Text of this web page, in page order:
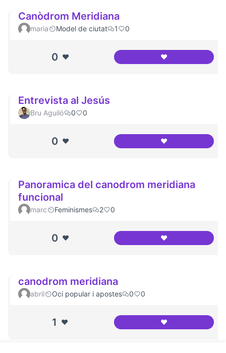
Canòdrom Meridiana
maria Model de ciutat 1 0
0 ❤️ ❤️Canòdrom
Entrevista al Jesús
Bru Aguiló 0 0
0 ❤️ ❤️Entrevista al
Panoramica del canodrom meridiana
funcional
marc Feminismes 2 0
0 ❤️ ❤️Panoramica del
canodrom meridiana
abril Oci popular i apostes 0 0
1 ❤️ ❤️canodrom